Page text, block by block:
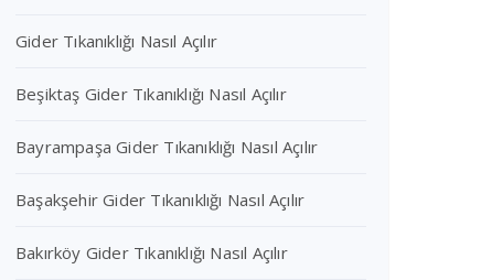
Gider Tıkanıklığı Nasıl Açılır
Beşiktaş Gider Tıkanıklığı Nasıl Açılır
Bayrampaşa Gider Tıkanıklığı Nasıl Açılır
Başakşehir Gider Tıkanıklığı Nasıl Açılır
Bakırköy Gider Tıkanıklığı Nasıl Açılır